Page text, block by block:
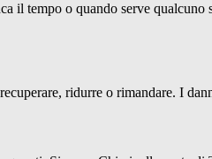
il tempo o quando serve
ridurre o rimandare. I